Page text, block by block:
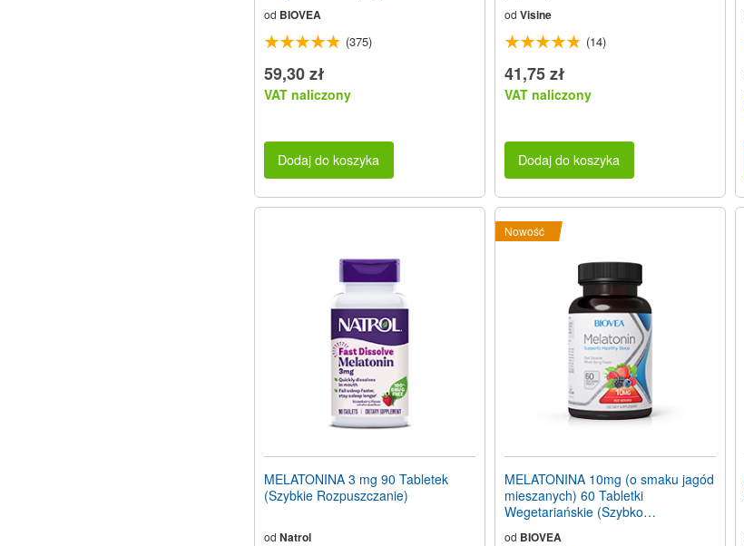
od BIOVEA
(375)
59,30 zł
VAT naliczony
Dodaj do koszyka
od Visine
(14)
41,75 zł
VAT naliczony
Dodaj do koszyka
MELATONINA 3 mg 90 Tabletek
(Szybkie Rozpuszczanie)
od Natrol
Nowość
MELATONINA 10mg (o smaku jagód
mieszanych) 60 Tabletki
Wegetariańskie (Szybko
od BIOVEA